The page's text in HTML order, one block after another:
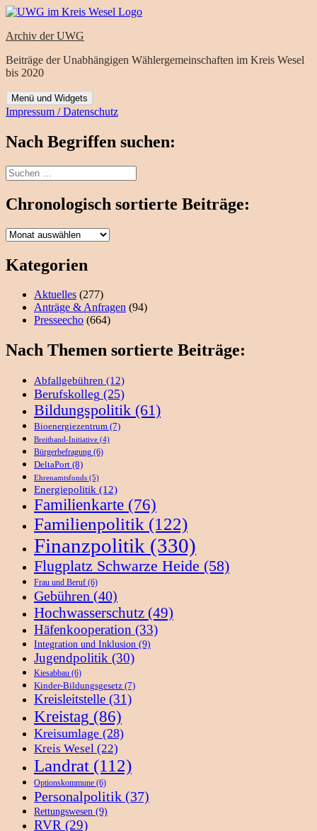
Zum
springen
Archiv der UWG
Beiträge der Unabhängigen Wählergemeinschaften im Kreis Wesel
bis 2020
Menü und Widgets
Impressum / Datenschutz
Nach Begriffen suchen:
Suchen
nach:
Chronologisch sortierte Beiträge:
Chronologisch
Beiträge:
Kategorien
Aktuelles (277)
Anträge & Anfragen (94)
Presseecho (664)
Nach Themen sortierte Beiträge:
Abfallgebühren (12)
Berufskolleg (25)
Bildungspolitik (61)
Bioenergiezentrum (7)
Breitband-Initiative (4)
Bürgerbefragung (6)
DeltaPort (8)
Ehrenamtsfonds (5)
Energiepolitik (12)
Familienkarte (76)
Familienpolitik (122)
Finanzpolitik (330)
Flugplatz Schwarze Heide (58)
Frau und Beruf (6)
Gebühren (40)
Hochwasserschutz (49)
Häfenkooperation (33)
Integration und Inklusion (9)
Jugendpolitik (30)
Kiesabbau (6)
Kinder-Bildungsgesetz (7)
Kreisleitstelle (31)
Kreistag (86)
Kreisumlage (28)
Kreis Wesel (22)
Landrat (112)
Optionskommune (6)
Personalpolitik (37)
Rettungswesen (9)
RVR (29)